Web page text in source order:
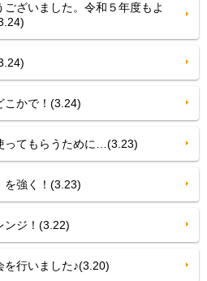
ざいました。令和５年度もよ
かで！(3.24)
ってもらうために…(3.23)
強く！(3.23)
ジ！(3.22)
行いました♪(3.20)